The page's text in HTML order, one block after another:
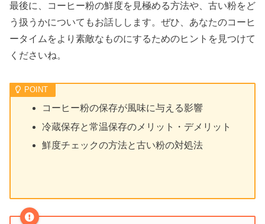
最後に、コーヒー粉の鮮度を見極める方法や、古い粉をど
う扱うかについてもお話しします。ぜひ、あなたのコーヒ
ータイムをより素敵なものにするためのヒントを見つけて
くださいね。
コーヒー粉の保存が風味に与える影響
冷蔵保存と常温保存のメリット・デメリット
鮮度チェックの方法と古い粉の対処法